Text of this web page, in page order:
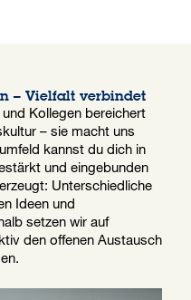
– Vielfalt verbindet
Kollegen bereichert
– sie macht uns
kannst du dich in
und eingebunden
Unterschiedliche
Ideen und
setzen wir auf
den offenen Austausch